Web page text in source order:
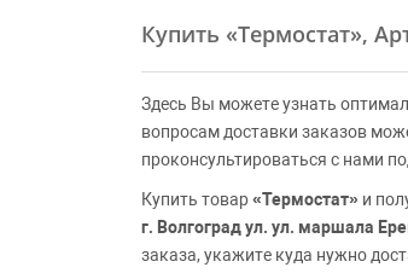
Купить «Термостат»,
Здесь Вы можете узнать
вопросам доставки заказов
проконсультироваться с нами
Купить товар«Термостат» и
г. Волгоград ул. ул. маршала
заказа, укажите куда нужно